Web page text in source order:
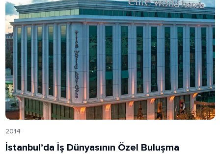
2014
İstanbul’da İş Dünyasının Özel Buluşma